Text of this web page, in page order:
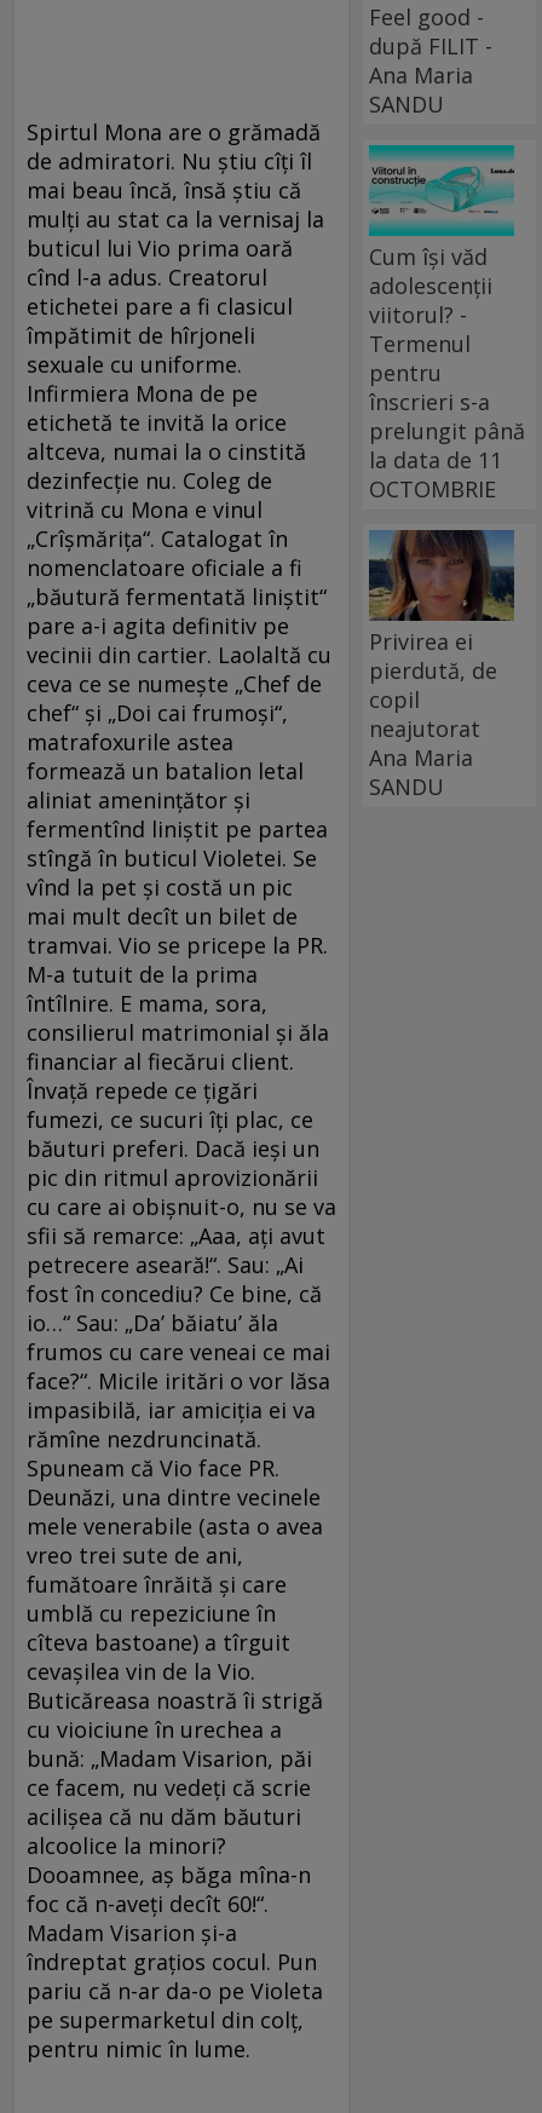
Spirtul Mona are o grămadă
de admiratori. Nu ştiu cîţi îl
mai beau încă, însă ştiu că
mulţi au stat ca la vernisaj la
buticul lui Vio prima oară
cînd l-a adus. Creatorul
etichetei pare a fi clasicul
împătimit de hîrjoneli
sexuale cu uniforme.
Infirmiera Mona de pe
etichetă te invită la orice
altceva, numai la o cinstită
dezinfecţie nu. Coleg de
vitrină cu Mona e vinul
„Crîşmăriţa“. Catalogat în
nomenclatoare oficiale a fi
„băutură fermentată liniştit“
pare a-i agita definitiv pe
vecinii din cartier. Laolaltă cu
ceva ce se numeşte „Chef de
chef“ şi „Doi cai frumoşi“,
matrafoxurile astea
formează un batalion letal
aliniat ameninţător şi
fermentînd liniştit pe partea
stîngă în buticul Violetei. Se
vînd la pet şi costă un pic
mai mult decît un bilet de
tramvai. Vio se pricepe la PR.
M-a tutuit de la prima
întîlnire. E mama, sora,
consilierul matrimonial şi ăla
financiar al fiecărui client.
Învaţă repede ce ţigări
fumezi, ce sucuri îţi plac, ce
băuturi preferi. Dacă ieşi un
pic din ritmul aprovizionării
cu care ai obişnuit-o, nu se va
sfii să remarce: „Aaa, aţi avut
petrecere aseară!“. Sau: „Ai
fost în concediu? Ce bine, că
io…“ Sau: „Da’ băiatu’ ăla
frumos cu care veneai ce mai
face?“. Micile iritări o vor lăsa
impasibilă, iar amiciţia ei va
rămîne nezdruncinată.
Spuneam că Vio face PR.
Deunăzi, una dintre vecinele
mele venerabile (asta o avea
vreo trei sute de ani,
fumătoare înrăită şi care
umblă cu repeziciune în
cîteva bastoane) a tîrguit
cevaşilea vin de la Vio.
Buticăreasa noastră îi strigă
cu vioiciune în urechea a
bună: „Madam Visarion, păi
ce facem, nu vedeţi că scrie
acilişea că nu dăm băuturi
alcoolice la minori?
Dooamnee, aş băga mîna-n
foc că n-aveţi decît 60!“.
Madam Visarion şi-a
îndreptat graţios cocul. Pun
pariu că n-ar da-o pe Violeta
pe supermarketul din colţ,
pentru nimic în lume.
Feel good -
după FILIT -
Ana Maria
SANDU
Cum își văd
adolescenții
viitorul? -
Termenul
pentru
înscrieri s-a
prelungit până
la data de 11
OCTOMBRIE
Privirea ei
pierdută, de
copil
neajutorat
Ana Maria
SANDU